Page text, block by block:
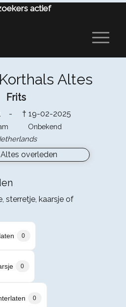
actief
Altes
Frits
- † 19-02-2025
Onbekend
sterretje, kaarsje of
0
0
0